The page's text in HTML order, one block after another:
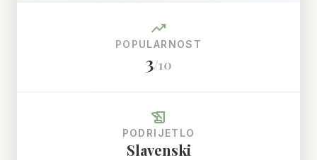
trending_up
POPULARNOST
3/10
history_edu
PODRIJETLO
Slavenski